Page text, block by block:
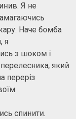
Я не
Наче бомба
я
з шоком і
який
переріз
спинити.